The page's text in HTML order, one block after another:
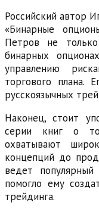
Российский автор
«Бинарные
Петров не
бинарных
управлению
торгового плана.
русскоязычных
Наконец, стоит
серии книг о
охватывают
концепций до
ведет
помогло ему
трейдинга.